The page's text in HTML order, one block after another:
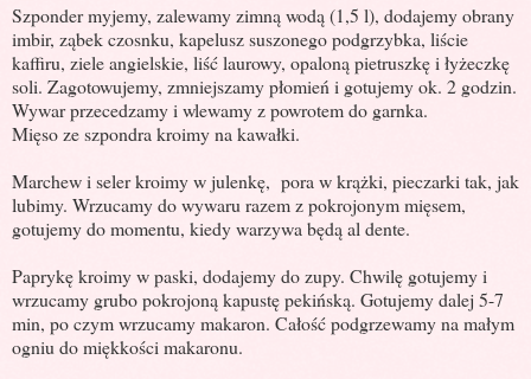
Szponder myjemy, zalewamy zimną wodą (1,5 l), dodajemy obrany
imbir, ząbek czosnku, kapelusz suszonego podgrzybka, liście
kaffiru, ziele angielskie, liść laurowy, opaloną pietruszkę i łyżeczkę
soli. Zagotowujemy, zmniejszamy płomień i gotujemy ok. 2 godzin.
Wywar przecedzamy i wlewamy z powrotem do garnka.
Mięso ze szpondra kroimy na kawałki.
Marchew i seler kroimy w julenkę, pora w krążki, pieczarki tak, jak
lubimy. Wrzucamy do wywaru razem z pokrojonym mięsem,
gotujemy do momentu, kiedy warzywa będą al dente.
Paprykę kroimy w paski, dodajemy do zupy. Chwilę gotujemy i
wrzucamy grubo pokrojoną kapustę pekińską. Gotujemy dalej 5-7
min, po czym wrzucamy makaron. Całość podgrzewamy na małym
ogniu do miękkości makaronu.